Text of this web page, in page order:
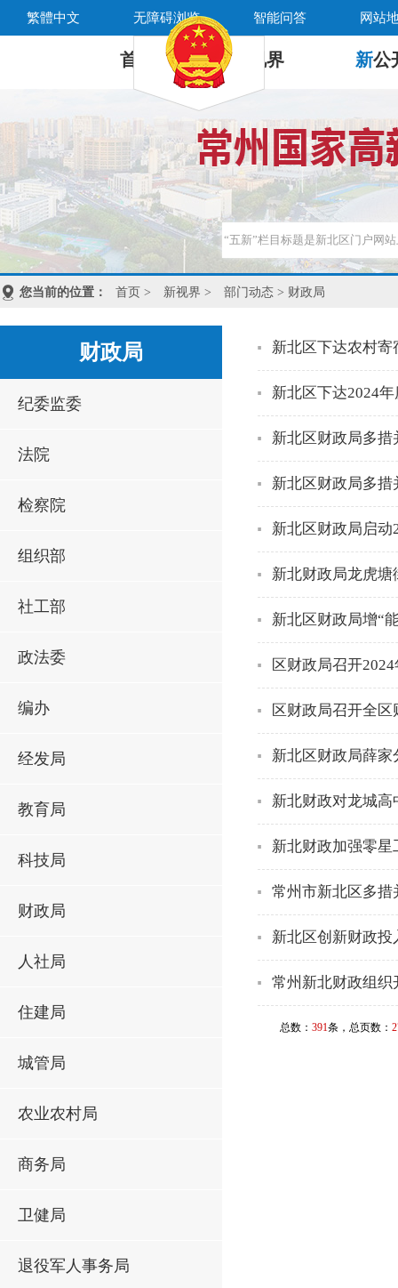
繁體中文 无障碍浏览 智能问答 网站
首 页 新 视界 新公
您当前的位置： 首页 > 新视界 > 部门动态 > 财政局
财政局
纪委监委
法院
检察院
组织部
社工部
政法委
编办
经发局
教育局
科技局
财政局
人社局
住建局
城管局
农业农村局
商务局
卫健局
退役军人事务局
新北区下达农村
新北区下达2024
新北区财政局多
新北区财政局多
新北区财政局启
新北财政局龙虎
新北区财政局增“
区财政局召开
区财政局召开全
新北区财政局薛
新北财政对龙城
新北财政加强零
常州市新北区多
新北区创新财政投
常州新北财政组
总数： 391条，总页数：